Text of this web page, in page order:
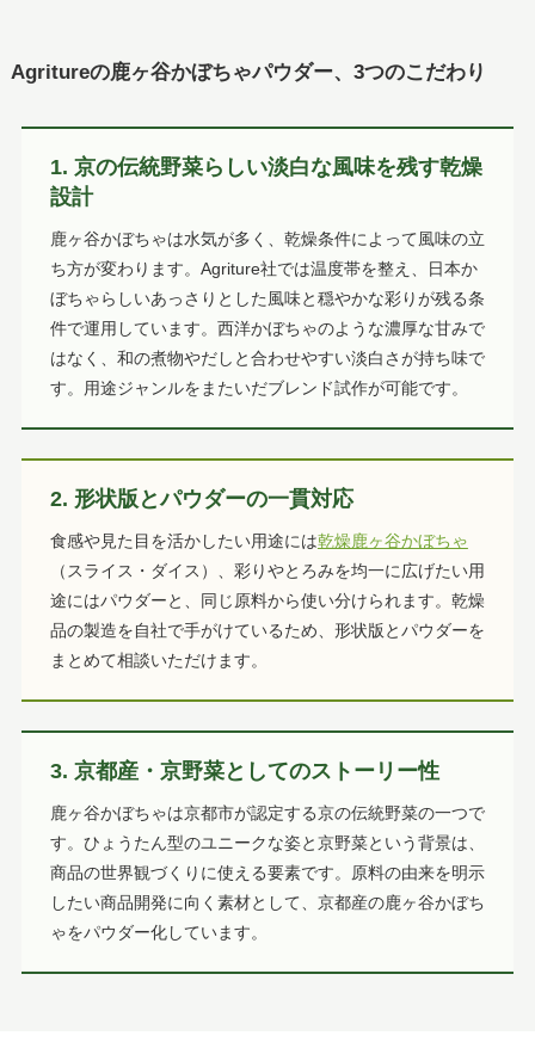
Agritureの鹿ヶ谷かぼちゃパウダー、3つのこだわり
1. 京の伝統野菜らしい淡白な風味を残す乾燥
設計
鹿ヶ谷かぼちゃは水気が多く、乾燥条件によって風味の立
ち方が変わります。Agriture社では温度帯を整え、日本か
ぼちゃらしいあっさりとした風味と穏やかな彩りが残る条
件で運用しています。西洋かぼちゃのような濃厚な甘みで
はなく、和の煮物やだしと合わせやすい淡白さが持ち味で
す。用途ジャンルをまたいだブレンド試作が可能です。
2. 形状版とパウダーの一貫対応
食感や見た目を活かしたい用途には乾燥鹿ヶ谷かぼちゃ
（スライス・ダイス）、彩りやとろみを均一に広げたい用
途にはパウダーと、同じ原料から使い分けられます。乾燥
品の製造を自社で手がけているため、形状版とパウダーを
まとめて相談いただけます。
3. 京都産・京野菜としてのストーリー性
鹿ヶ谷かぼちゃは京都市が認定する京の伝統野菜の一つで
す。ひょうたん型のユニークな姿と京野菜という背景は、
商品の世界観づくりに使える要素です。原料の由来を明示
したい商品開発に向く素材として、京都産の鹿ヶ谷かぼち
ゃをパウダー化しています。